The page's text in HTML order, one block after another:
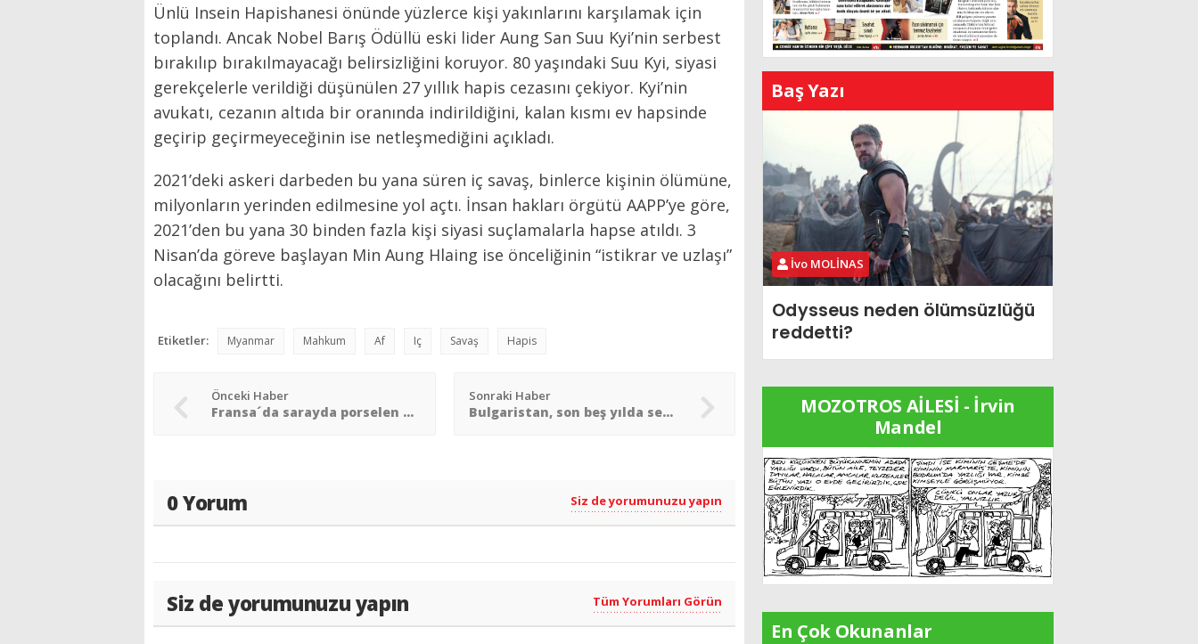
Ünlü Insein Hapishanesi önünde yüzlerce kişi yakınlarını karşılamak için
toplandı. Ancak Nobel Barış Ödüllü eski lider Aung San Suu Kyi’nin serbest
bırakılıp bırakılmayacağı belirsizliğini koruyor. 80 yaşındaki Suu Kyi, siyasi
gerekçelerle verildiği düşünülen 27 yıllık hapis cezasını çekiyor. Kyi’nin
avukatı, cezanın altıda bir oranında indirildiğini, kalan kısmı ev hapsinde
geçirip geçirmeyeceğinin ise netleşmediğini açıkladı.
2021’deki askeri darbeden bu yana süren iç savaş, binlerce kişinin ölümüne,
milyonların yerinden edilmesine yol açtı. İnsan hakları örgütü AAPP’ye göre,
2021’den bu yana 30 binden fazla kişi siyasi suçlamalarla hapse atıldı. 3
Nisan’da göreve başlayan Min Aung Hlaing ise önceliğinin “istikrar ve uzlaşı”
olacağını belirtti.
Etiketler: Myanmar Mahkum Af Iç Savaş Hapis
Önceki Haber
Fransa´da sarayda porselen hırsızlığı
Sonraki Haber
Bulgaristan, son beş yılda sekizinci kez sandığa gidiyor
0 Yorum Siz de yorumunuzu yapın
Siz de yorumunuzu yapın Tüm Yorumları Görün
Baş Yazı
İvo MOLİNAS
Odysseus neden ölümsüzlüğü
reddetti?
MOZOTROS AİLESİ - İrvin
Mandel
En Çok Okunanlar